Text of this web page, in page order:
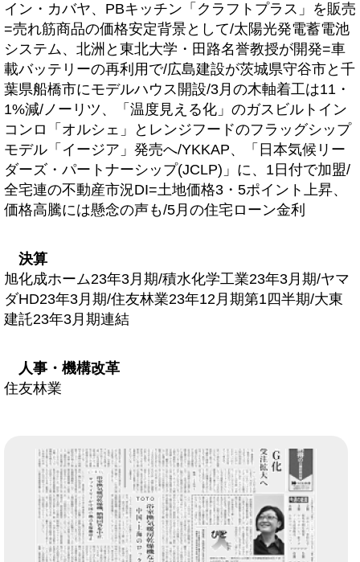
イン・カバヤ、PBキッチン「クラフトプラス」を販売
=売れ筋商品の価格安定背景として/太陽光発電蓄電池
システム、北洲と東北大学・田路名誉教授が開発=車
載バッテリーの再利用で/広島建設が茨城県守谷市と千
葉県船橋市にモデルハウス開設/3月の木軸着工は11・
1%減/ノーリツ、「温度見える化」のガスビルトイン
コンロ「オルシェ」とレンジフードのフラッグシップ
モデル「イージア」発売へ/YKKAP、「日本気候リー
ダーズ・パートナーシップ(JCLP)」に、1日付で加盟/
全宅連の不動産市況DI=土地価格3・5ポイント上昇、
価格高騰には懸念の声も/5月の住宅ローン金利
決算
旭化成ホーム23年3月期/積水化学工業23年3月期/ヤマ
ダHD23年3月期/住友林業23年12月期第1四半期/大東
建託23年3月期連結
人事・機構改革
住友林業